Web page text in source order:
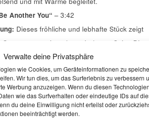
Verwalte deine Privatsphäre
wie Cookies, um Geräteinformationen zu
Wir tun dies, um das Surferlebnis zu verbessern
Werbung anzuzeigen. Wenn du diesen
wie das Surfverhalten oder eindeutige IDs auf
du deine Einwilligung nicht erteilst oder
beeinträchtigt werden.
Another You“ – 3:42
Dieses fröhliche und lebhafte Stück zeigt
Gesang von seiner dynamischeren Seite. Die
zwischen der Gesangslinie und
Klavierimprovisationen bringt eine
aber präzise Energie in die Interpretation
– 4:52